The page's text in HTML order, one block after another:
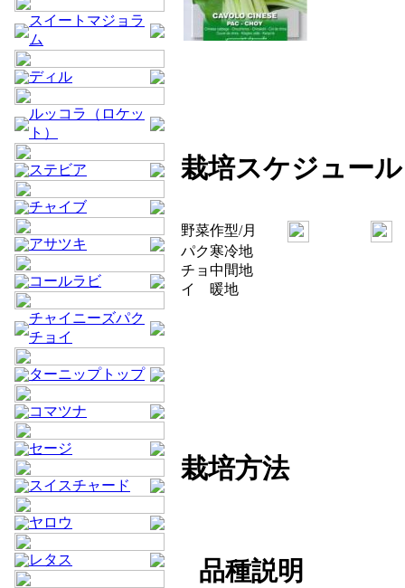
スイートマジョラ
ム
ディル
ルッコラ（ロケッ
ト）
ステビア
チャイブ
アサツキ
コールラビ
チャイニーズパク
チョイ
ターニップトップ
コマツナ
セージ
スイスチャード
ヤロウ
レタス
栽培スケジュール
野菜作型/月
パク
チョ
イ
寒冷地
中間地
暖地
栽培方法
品種説明